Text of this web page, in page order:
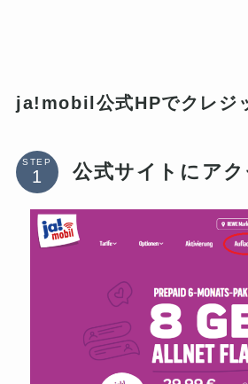
ja!mobil公式HPでクレジ
STEP 公式サイトにアク